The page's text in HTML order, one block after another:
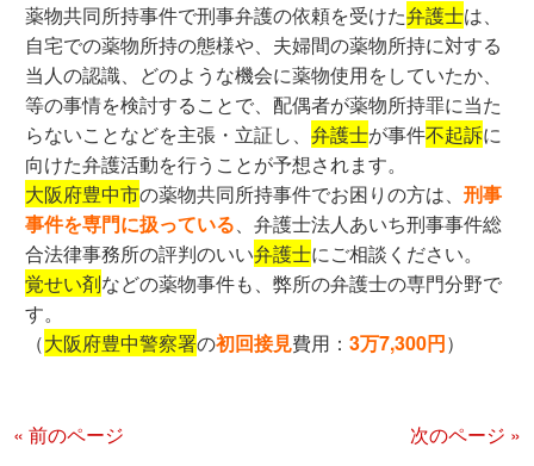
薬物共同所持事件で刑事弁護の依頼を受けた弁護士は、
自宅での薬物所持の態様や、夫婦間の薬物所持に対する
当人の認識、どのような機会に薬物使用をしていたか、
等の事情を検討することで、配偶者が薬物所持罪に当た
らないことなどを主張・立証し、弁護士が事件不起訴に
向けた弁護活動を行うことが予想されます。
大阪府豊中市の薬物共同所持事件でお困りの方は、刑事
事件を専門に扱っている、弁護士法人あいち刑事事件総
合法律事務所の評判のいい弁護士にご相談ください。
覚せい剤などの薬物事件も、弊所の弁護士の専門分野で
す。
（大阪府豊中警察署の初回接見費用：3万7,300円）
« 前のページ 次のページ »